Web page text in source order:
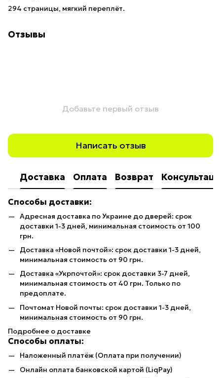
294 страницы, мягкий переплёт.
Отзывы
Добавьте первый отзыв
Написать отзыв
Доставка Оплата Возврат
Способы доставки:
Адресная доставка по Украине до дверей: срок
доставки 1-3 дней, минимальная стоимость от 100
грн.
Доставка «Новой почтой»: срок доставки 1-3 дней,
минимальная стоимость от 90 грн.
Доставка «Укрпочтой»: срок доставки 3-7 дней,
минимальная стоимость от 40 грн. Только по
предоплате.
Почтомат Новой почты: срок доставки 1-3 дней,
минимальная стоимость от 90 грн.
Подробнее о доставке
Способы оплаты:
Наложенный платёж (Оплата при получении)
Онлайн оплата банковской картой (LiqPay)